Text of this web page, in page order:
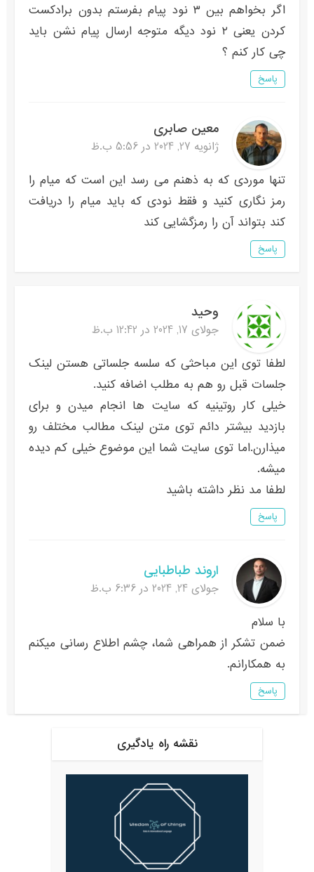
اگر بخواهم بین ۳ نود پیام بفرستم بدون برادکست
کردن یعنی ۲ نود دیگه متوجه ارسال پیام نشن باید
چی کار کنم ؟
پاسخ
معین صابری
ژانویه 27, 2024 در 5:56 ب.ظ
تنها موردی که به ذهنم می رسد این است که میام را
رمز نگاری کنید و فقط نودی که باید میام را دریافت
کند بتواند آن را رمزگشایی کند
پاسخ
وحید
جولای 17, 2024 در 12:42 ب.ظ
لطفا توی این مباحثی که سلسه جلساتی هستن لینک
جلسات قبل رو هم به مطلب اضافه کنید.
خیلی کار روتینیه که سایت ها انجام میدن و برای
بازدید بیشتر دائم توی متن لینک مطالب مختلف رو
میذارن.اما توی سایت شما این موضوع خیلی کم دیده
میشه.
لطفا مد نظر داشته باشید
پاسخ
اروند طباطبایی
جولای 24, 2024 در 6:36 ب.ظ
با سلام
ضمن تشکر از همراهی شما، چشم اطلاع رسانی میکنم
به همکارانم.
پاسخ
نقشه راه یادگیری